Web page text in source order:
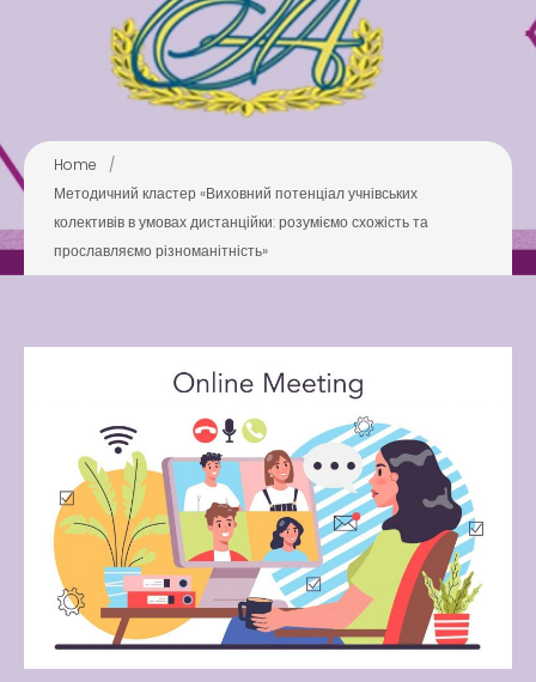
Pool
Play is Our Brain’s Favorite
Way
Kiddie
Latter match class
Swimming Lessons at New
Pool
Play is Our Brain’s Favorite
Way
Latter match class
New Friends Everyday at
Kiddie
Home
/
Методичний кластер «Виховний потенціал учнівських
колективів в умовах дистанційки: розуміємо схожість та
прославляємо різноманітність»